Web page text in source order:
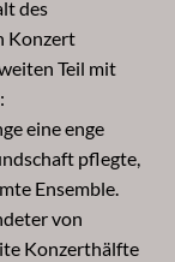
des
Konzert
Teil mit
eine enge
pflegte,
Ensemble.
von
Konzerthälfte